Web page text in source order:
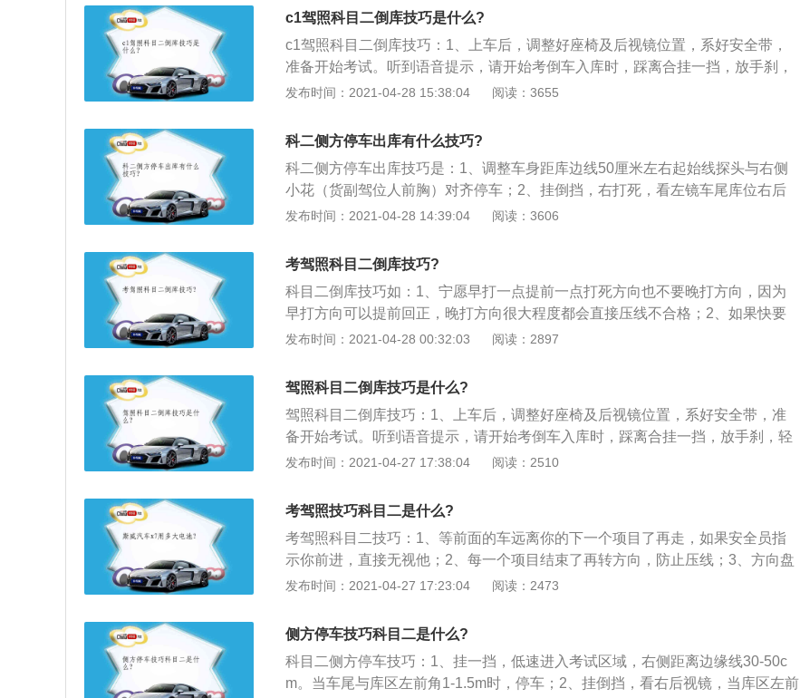
后轮，这样就可以将所有的点位都掌握齐全。
车直退，当看到起点线在左后视镜下沿前，然后向右打满方向继续倒车。车辆向
右后倒退时，可以通过右后视镜观察右后轮与库角之间的距离关系，两者之间保
持30cm左右的距离。如果车轮与库角小于30cm的话，可以通过回一点方向盘来
保持30cm左右的距离；3、车辆慢慢后退，进库后，继续通过后视镜观察车身和
库线的距离，确认车身与库线平行后，迅速回正方向，适当调整车身与库线的距
（车内语音提示：倒库准确）。
c1驾照科目二倒库技巧是什么?
c1驾照科目二倒库技巧：1、上车后，调整好座椅及后视镜位置，系好安全带，
准备开始考试。听到语音提示，请开始考倒车入库时，踩离合挂一挡，放手刹，
轻抬离合，缓慢起步，驶向倒车入库考试区域。保持车身与库边线大约1.5米—1.
与黄线重合时，向右打死方向，车辆继续行驶；3、看右后视镜，注意观察车后
轮与右库角的距离，如果车后轮距离右库角刚好在30cm，那就不需要修正方向，
直接继续向后倒车即可。如果车轮与库角小于30cm的话，可以通过回一点方向盘
来保持30cm左右的距离。继续向后倒车，注意观察后视镜，当车身与库边线平行
时，快速回正方向；4、观察左后视镜，当后视镜下沿与黄线重合时，停车。语
发布时间：2021-04-28 15:38:04 阅读：3655
科二侧方停车出库有什么技巧?
科二侧方停车出库技巧是：1、调整车身距库边线50厘米左右起始线探头与右侧
小花（货副驾位人前胸）对齐停车；2、挂倒挡，右打死，看左镜车尾库位右后
角即将出现时，方向回正；3、看左后视镜，当右后轮与库边虚线相切（不压线
前进，保持方向左打死，当车右前角略过边线时回正，当库边立柱（右边）与右
门小花对齐时往右打一圈，看车头正时回正方向，向前直行驶出考试区。
发布时间：2021-04-28 14:39:04 阅读：3606
考驾照科目二倒库技巧?
科目二倒库技巧如：1、宁愿早打一点提前一点打死方向也不要晚打方向，因为
早打方向可以提前回正，晚打方向很大程度都会直接压线不合格；2、如果快要
压左边线，则继续打死右方向，接近平行时方向盘回正，如果还是压线，应该提
时方向盘回正，如果还是压线，应该提前或者加速方向盘速度；4、左倒库回
正：如果快要压左边线，则回正车头等后车轮进去再往左打方向适当调整。
发布时间：2021-04-28 00:32:03 阅读：2897
驾照科目二倒库技巧是什么?
驾照科目二倒库技巧：1、上车后，调整好座椅及后视镜位置，系好安全带，准
备开始考试。听到语音提示，请开始考倒车入库时，踩离合挂一挡，放手刹，轻
抬离合，缓慢起步，驶向倒车入库考试区域。保持车身与库边线大约1.5米—1.8
与黄线重合时，向右打死方向，车辆继续行驶；3、看右后视镜，注意观察车后
轮与右库角的距离，如果车后轮距离右库角刚好在30cm，那就不需要修正方向，
直接继续向后倒车即可。如果车轮与库角小于30cm的话，可以通过回一点方向盘
来保持30cm左右的距离。继续向后倒车，注意观察后视镜，当车身与库边线平行
时，快速回正方向；4、观察左后视镜，当后视镜下沿与黄线重合时，停车。语
发布时间：2021-04-27 17:38:04 阅读：2510
考驾照技巧科目二是什么?
考驾照科目二技巧：1、等前面的车远离你的下一个项目了再走，如果安全员指
示你前进，直接无视他；2、每一个项目结束了再转方向，防止压线；3、方向盘
一定要端正，稍微倾斜一点，慢慢也会改变你的方向；4、速度尽量慢，之前一
要开车是有一个惯性的，除非你踩刹车，否则一般情况下不会被判中停；5、调
座位时，左臂握拳伸直抵到空调出风口正好，则距离合适。头顶距车顶一拳距
离。左边后视镜往前推往下压，微微上抬，隐约看到第二个门把手；右后视镜往
前推，往下压，只能看到第一个门把手。门，安全带，挂挡，手刹。
发布时间：2021-04-27 17:23:04 阅读：2473
侧方停车技巧科目二是什么?
科目二侧方停车技巧：1、挂一挡，低速进入考试区域，右侧距离边缘线30-50c
m。当车尾与库区左前角1-1.5m时，停车；2、挂倒挡，看右后视镜，当库区左前